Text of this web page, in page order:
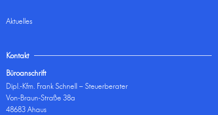
Aktuelles
Kontakt
Büroanschrift
Dipl.-Kfm. Frank Schnell – Steuerberater
Von-Braun-Straße 38a
48683 Ahaus